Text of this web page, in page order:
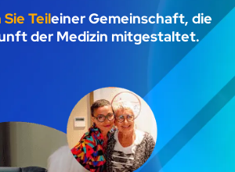
Teileiner Gemeinschaft, die
der Medizin mitgestaltet.